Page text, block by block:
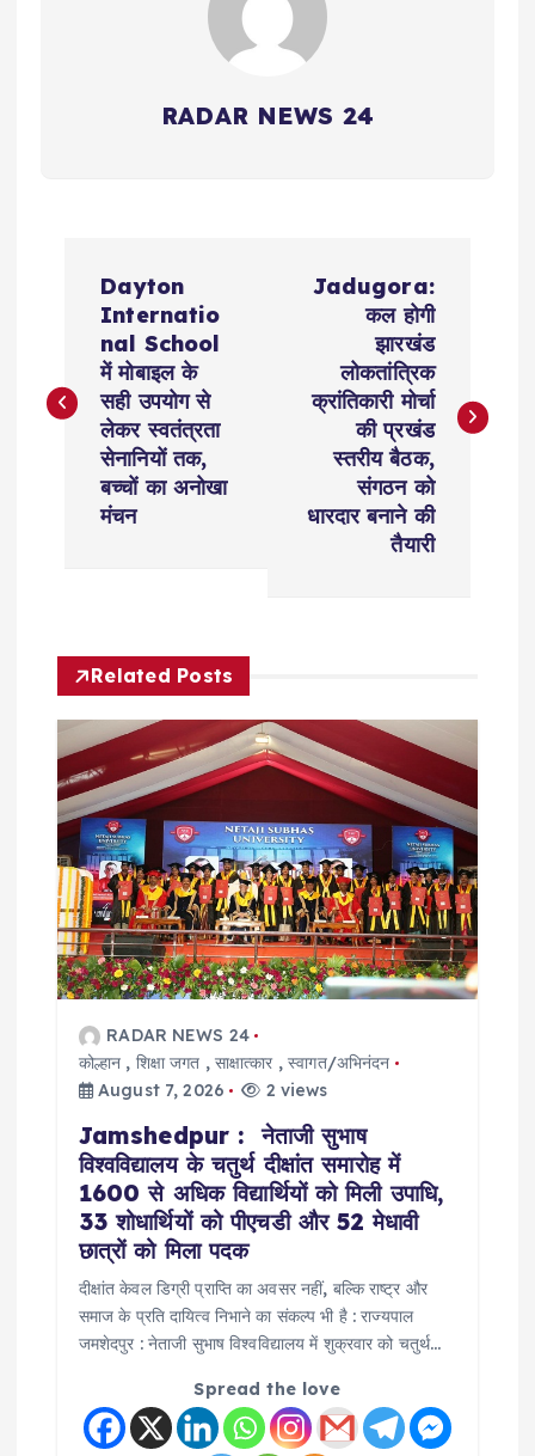
RADAR NEWS 24
s
g
a
t
o
Dayton
Internatio
nal School
में मोबाइल के
सही उपयोग से
लेकर स्वतंत्रता
सेनानियों तक,
बच्चों का अनोखा
मंचन
Jadugora:
कल होगी
झारखंड
लोकतांत्रिक
क्रांतिकारी मोर्चा
की प्रखंड
स्तरीय बैठक,
संगठन को
धारदार बनाने की
तैयारी
Related Posts
RADAR NEWS 24
कोल्हान , शिक्षा जगत , साक्षात्कार ,स्वागत/अभिनंदन
August 7, 2026
2 views
Jamshedpur : नेताजी सुभाष
विश्वविद्यालय के चतुर्थ दीक्षांत समारोह में
1600 से अधिक विद्यार्थियों को मिली उपाधि,
33 शोधार्थियों को पीएचडी और 52 मेधावी
छात्रों को मिला पदक
दीक्षांत केवल डिग्री प्राप्ति का अवसर नहीं, बल्कि राष्ट्र और
समाज के प्रति दायित्व निभाने का संकल्प भी है : राज्यपाल
जमशेदपुर : नेताजी सुभाष विश्वविद्यालय में शुक्रवार को चतुर्थ…
Spread the love